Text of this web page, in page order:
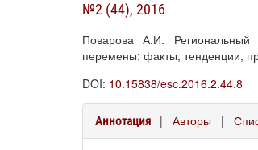
№2 (44), 2016
Поварова А.И.
перемены: факты, тенденции,
DOI: 10.15838/esc.2016.2.44.8
Аннотация | Авторы |